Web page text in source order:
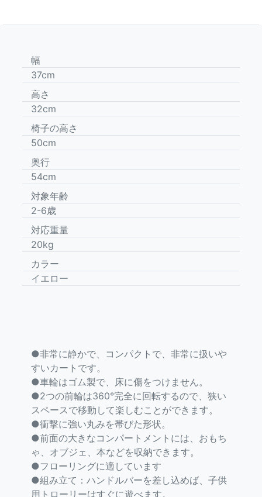
幅
37cm
高さ
32cm
椅子の高さ
50cm
奥行
54cm
対象年齢
2-6歳
対応重量
20kg
カラー
イエロー
●非常に静かで、コンパクトで、非常に扱いや
すいカートです。
●車輪はゴム製で、床に傷をつけません。
●2つの前輪は360°完全に回転するので、狭い
スペースで移動して楽しむことができます。
●衝撃に強い丸みを帯びた形状。
●前面の大きなコンパートメントには、おもち
ゃ、オブジェ、本などを収納できます。
●フローリングに適しています
●組み立て：ハンドルバーを差し込めば、子供
用トローリーはすぐに遊べます。